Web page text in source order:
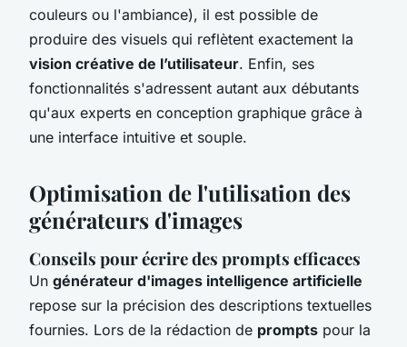
couleurs ou l'ambiance), il est possible de
produire des visuels qui reflètent exactement la
vision créative de l’utilisateur. Enfin, ses
fonctionnalités s'adressent autant aux débutants
qu'aux experts en conception graphique grâce à
une interface intuitive et souple.
Optimisation de l'utilisation des
générateurs d'images
Conseils pour écrire des prompts efficaces
Un générateur d'images intelligence artificielle
repose sur la précision des descriptions textuelles
fournies. Lors de la rédaction de prompts pour la